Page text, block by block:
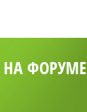
ФОРУМЕ